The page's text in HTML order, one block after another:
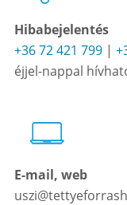
Hibabejelentés
+36 72 421 799|
éjjel-nappal
E-mail, web